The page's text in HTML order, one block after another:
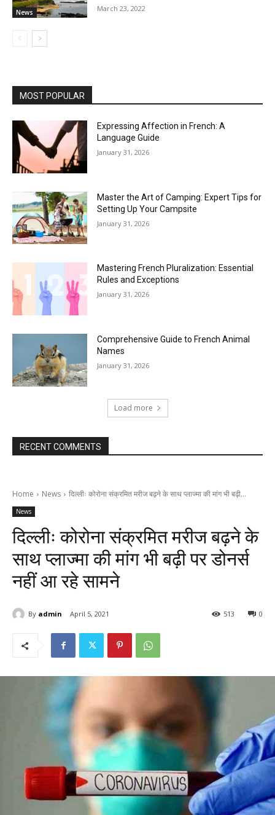
News March 23, 2022
MOST POPULAR
Expressing Affection in French: A
Language Guide
January 31, 2026
Master the Art of Camping: Expert Tips for
Setting Up Your Campsite
January 31, 2026
Mastering French Pluralization: Essential
Rules and Exceptions
January 31, 2026
Comprehensive Guide to French Animal
Names
January 31, 2026
Load more
RECENT COMMENTS